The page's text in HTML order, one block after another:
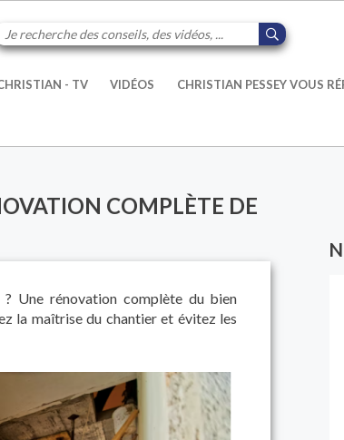
- TV VIDÉOS CHRISTIAN PESSEY VOUS
COMPLÈTE DE
? Une rénovation complète du bien
la maîtrise du chantier et évitez les